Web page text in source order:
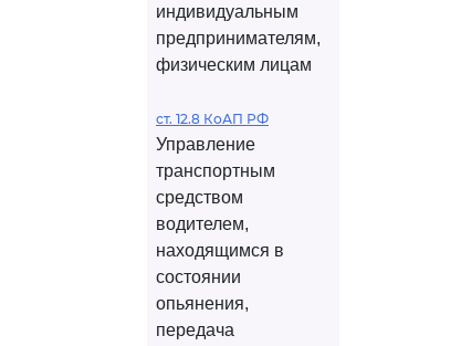
индивидуальным
предпринимателям,
физическим лицам
ст. 12.8 КоАП РФ
Управление
транспортным
средством
водителем,
находящимся в
состоянии
опьянения,
передача